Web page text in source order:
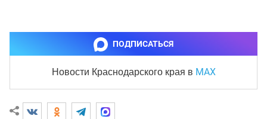
ПОДПИСАТЬСЯ
Новости Краснодарского края в MAX